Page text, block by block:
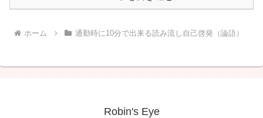
ホーム 通勤時に10分で出来る読み流し自己啓発（論語）
Robin's Eye